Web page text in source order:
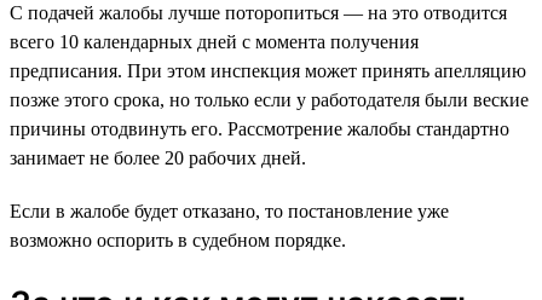
С подачей жалобы лучше поторопиться — на это отводится
всего 10 календарных дней с момента получения
предписания. При этом инспекция может принять апелляцию
позже этого срока, но только если у работодателя были веские
причины отодвинуть его. Рассмотрение жалобы стандартно
занимает не более 20 рабочих дней.
Если в жалобе будет отказано, то постановление уже
возможно оспорить в судебном порядке.